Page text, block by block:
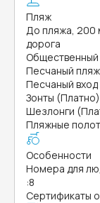
Пляж
До пляжа, 200
дорога
Песчаный пляж
Песчаный вход
Зонты (Платно)
Шезлонги
Пляжные
Особенности
Номера для
:8
Сертификаты